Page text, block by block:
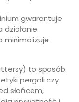
gwarantuje
działanie
minimalizuje
to sposób
pergoli czy
słońcem,